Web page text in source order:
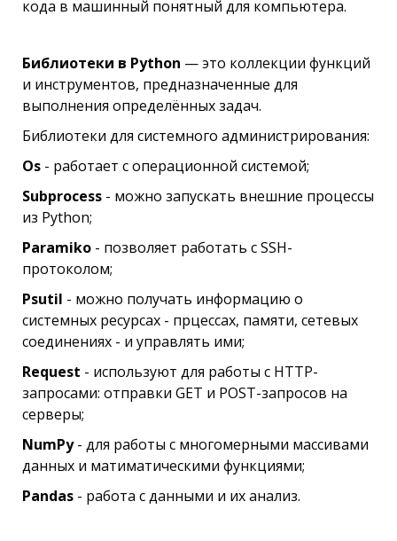
кода в машинный понятный для компьютера.
Библиотеки в Python — это коллекции функций
и инструментов, предназначенные для
выполнения определённых задач.
Библиотеки для системного администрирования:
Os - работает с операционной системой;
Subprocess - можно запускать внешние процессы
из Python;
Paramiko - позволяет работать с SSH-
протоколом;
Psutil - можно получать информацию о
системных ресурсах - прцессах, памяти, сетевых
соединениях - и управлять ими;
Request - используют для работы с HTTP-
запросами: отправки GET и POST-запросов на
серверы;
NumPy- для работы с многомерными массивами
данных и матиматическими функциями;
Pandas - работа с данными и их анализ.